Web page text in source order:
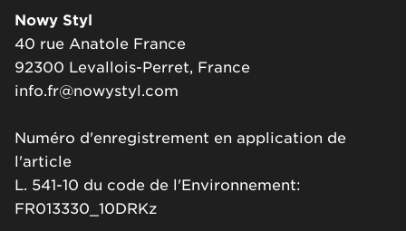
Nowy Styl
40 rue Anatole France
92300 Levallois-Perret, France
info.fr@nowystyl.com
Numéro d'enregistrement en application de
l'article
L. 541-10 du code de l'Environnement:
FR013330_10DRKz